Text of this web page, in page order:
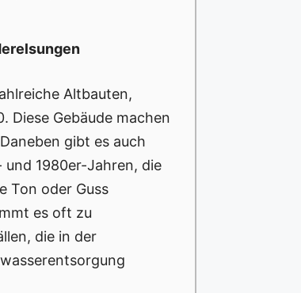
Altbauten,
Diese Gebäude machen
gibt es auch
und 1980er-Jahren, die
Ton oder Guss
es oft zu
die in der